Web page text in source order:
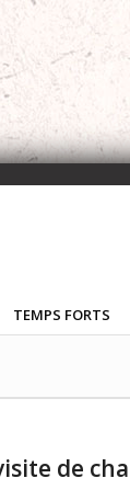
TEMPS FORTS
de